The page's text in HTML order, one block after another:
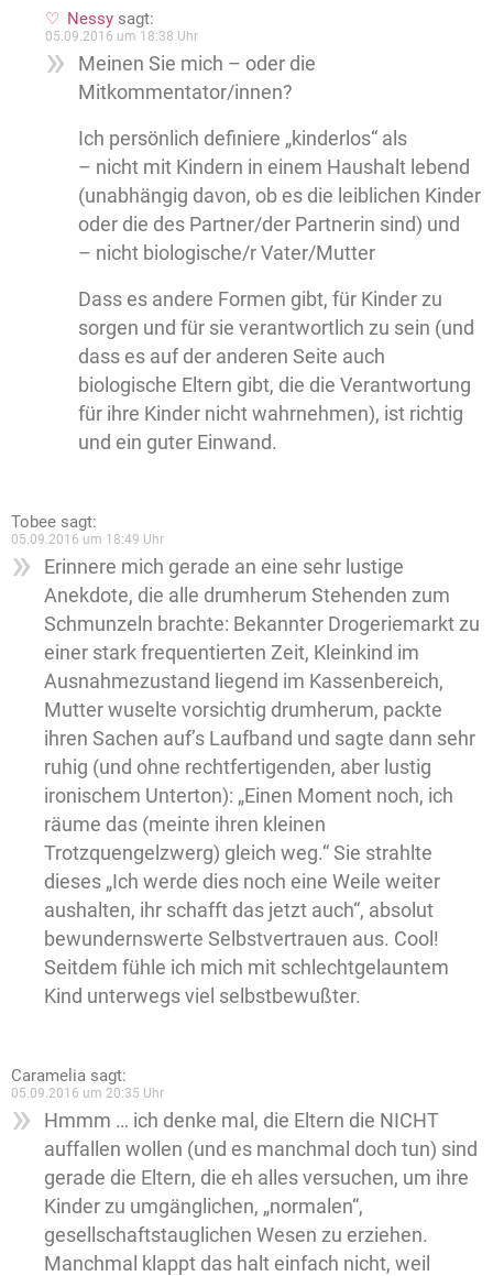
Nessy sagt:
05.09.2016 um 18:38 Uhr
Meinen Sie mich – oder die
Mitkommentator/innen?
Ich persönlich definiere „kinderlos“ als
– nicht mit Kindern in einem Haushalt lebend
(unabhängig davon, ob es die leiblichen Kinder
oder die des Partner/der Partnerin sind) und
– nicht biologische/r Vater/Mutter
Dass es andere Formen gibt, für Kinder zu
sorgen und für sie verantwortlich zu sein (und
dass es auf der anderen Seite auch
biologische Eltern gibt, die die Verantwortung
für ihre Kinder nicht wahrnehmen), ist richtig
und ein guter Einwand.
Tobee sagt:
05.09.2016 um 18:49 Uhr
Erinnere mich gerade an eine sehr lustige
Anekdote, die alle drumherum Stehenden zum
Schmunzeln brachte: Bekannter Drogeriemarkt zu
einer stark frequentierten Zeit, Kleinkind im
Ausnahmezustand liegend im Kassenbereich,
Mutter wuselte vorsichtig drumherum, packte
ihren Sachen auf’s Laufband und sagte dann sehr
ruhig (und ohne rechtfertigenden, aber lustig
ironischem Unterton): „Einen Moment noch, ich
räume das (meinte ihren kleinen
Trotzquengelzwerg) gleich weg.“ Sie strahlte
dieses „Ich werde dies noch eine Weile weiter
aushalten, ihr schafft das jetzt auch“, absolut
bewundernswerte Selbstvertrauen aus. Cool!
Seitdem fühle ich mich mit schlechtgelauntem
Kind unterwegs viel selbstbewußter.
Caramelia sagt:
05.09.2016 um 20:35 Uhr
Hmmm … ich denke mal, die Eltern die NICHT
auffallen wollen (und es manchmal doch tun) sind
gerade die Eltern, die eh alles versuchen, um ihre
Kinder zu umgänglichen, „normalen“,
gesellschaftstauglichen Wesen zu erziehen.
Manchmal klappt das halt einfach nicht, weil